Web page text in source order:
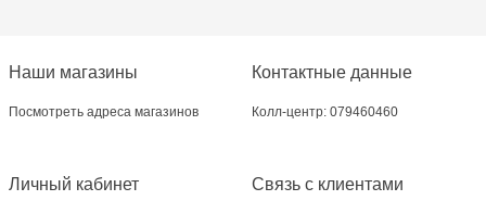
Наши магазины
Посмотреть адреса магазинов
Связь с клиентами
Личный кабинет
Контактные данные
Колл-центр: 079460460